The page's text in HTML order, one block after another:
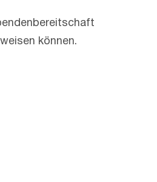
können.